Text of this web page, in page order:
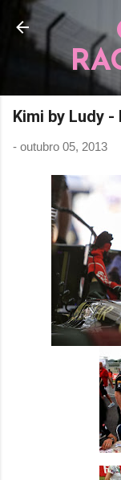
Kimi by Ludy -
- outubro 05, 2013